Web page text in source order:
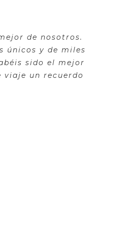
de nosotros.
únicos y de miles
sido el mejor
un recuerdo